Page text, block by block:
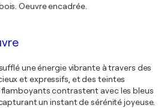
Oeuvre encadrée.
une énergie vibrante à travers des
et expressifs, et des teintes
contrastent avec les bleus
un instant de sérénité joyeuse.